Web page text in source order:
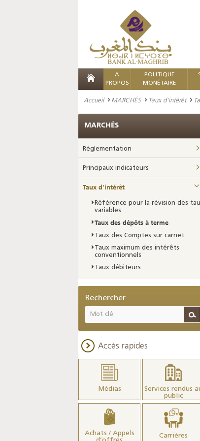
A
PROPOS
POLITIQUE
MONÉTAIRE
Accueil MARCHÉS Taux d'intérêt
MARCHÉS
Réglementation
Principaux indicateurs
Taux d'intérêt
Référence pour la révision des
variables
Taux des dépôts à terme
Taux des Comptes sur carnet
Taux maximum des intérêts
conventionnels
Taux débiteurs
Rechercher
Accès rapides
Médias
Services rendus
public
Achats / Appels
Carrières